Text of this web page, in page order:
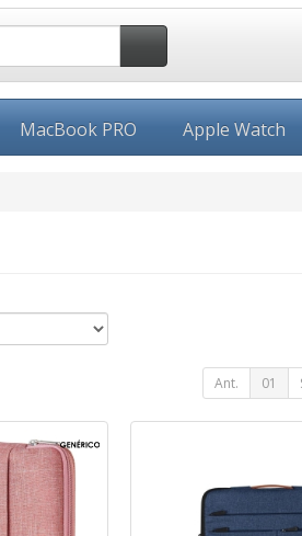
MacBook PRO Apple Watch
Ant. 01